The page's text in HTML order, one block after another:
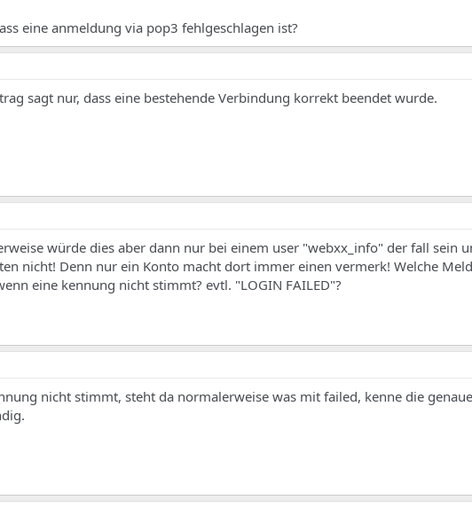
eine anmeldung via pop3 fehlgeschlagen ist?
sagt nur, dass eine bestehende Verbindung korrekt beendet wurde.
würde dies aber dann nur bei einem user "webxx_info" der fall sein
nicht! Denn nur ein Konto macht dort immer einen vermerk! Welche
eine kennung nicht stimmt? evtl. "LOGIN FAILED"?
nicht stimmt, steht da normalerweise was mit failed, kenne die